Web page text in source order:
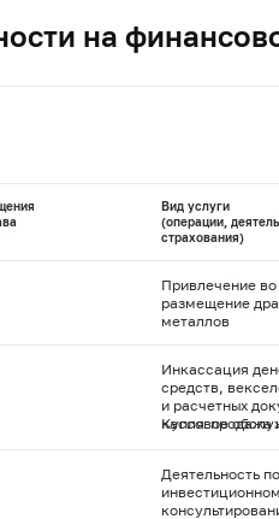
на
Вид услуги
(операции,
страхования)
Привлечение
размещение
металлов
Инкассация
средств,
и расчетных
кассовое
Купля-продажа
Осуществление
денежных
открытия
Деятельность по